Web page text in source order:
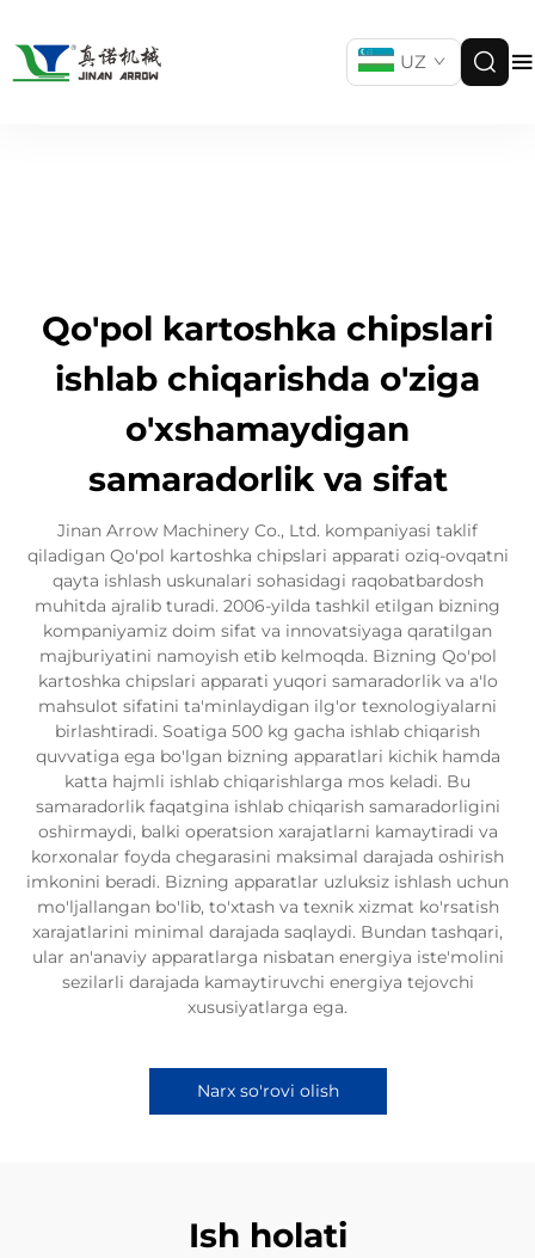
UZ
Qo'pol kartoshka chipslari
ishlab chiqarishda o'ziga
o'xshamaydigan
samaradorlik va sifat
Jinan Arrow Machinery Co., Ltd. kompaniyasi taklif
qiladigan Qo'pol kartoshka chipslari apparati oziq-ovqatni
qayta ishlash uskunalari sohasidagi raqobatbardosh
muhitda ajralib turadi. 2006-yilda tashkil etilgan bizning
kompaniyamiz doim sifat va innovatsiyaga qaratilgan
majburiyatini namoyish etib kelmoqda. Bizning Qo'pol
kartoshka chipslari apparati yuqori samaradorlik va a'lo
mahsulot sifatini ta'minlaydigan ilg'or texnologiyalarni
birlashtiradi. Soatiga 500 kg gacha ishlab chiqarish
quvvatiga ega bo'lgan bizning apparatlari kichik hamda
katta hajmli ishlab chiqarishlarga mos keladi. Bu
samaradorlik faqatgina ishlab chiqarish samaradorligini
oshirmaydi, balki operatsion xarajatlarni kamaytiradi va
korxonalar foyda chegarasini maksimal darajada oshirish
imkonini beradi. Bizning apparatlar uzluksiz ishlash uchun
mo'ljallangan bo'lib, to'xtash va texnik xizmat ko'rsatish
xarajatlarini minimal darajada saqlaydi. Bundan tashqari,
ular an'anaviy apparatlarga nisbatan energiya iste'molini
sezilarli darajada kamaytiruvchi energiya tejovchi
xususiyatlarga ega.
Narx so'rovi olish
Ish holati